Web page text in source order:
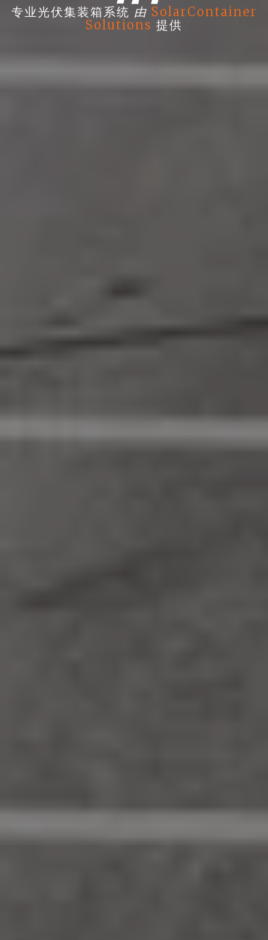
专业光伏集装箱系统 由 SolarContainer
Solutions 提供